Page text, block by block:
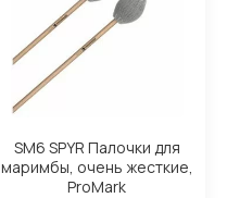
SM6 SPYR Палочки для
маримбы, очень жесткие,
ProMark